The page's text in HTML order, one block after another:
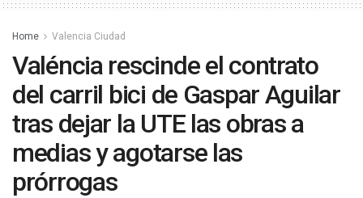
Home Valencia Ciudad
Valéncia rescinde el contrato
del carril bici de Gaspar Aguilar
tras dejar la UTE las obras a
medias y agotarse las
prórrogas